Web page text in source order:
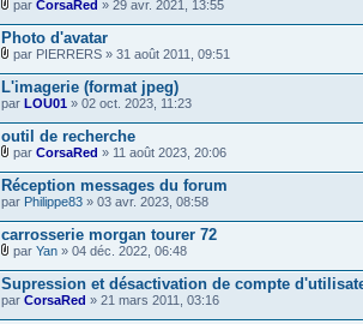
)
o
i
n
t
(
s
r
s
)
o
i
n
t
(
s
)
F
i
c
h
i
e
r
s
)
o
i
n
t
(
s
)
par CorsaRed » 29 avr. 2021, 13:55
Photo d'avatar
F
i
c
h
i
e
r
s
)
j
o
i
n
t
(
s
par PIERRERS » 31 août 2011, 09:51
L'imagerie (format jpeg)
par LOU01 » 02 oct. 2023, 11:23
outil de recherche
F
i
c
h
i
e
r
s
)
j
par CorsaRed » 11 août 2023, 20:06
Réception messages du forum
par Philippe83 » 03 avr. 2023, 08:58
carrosserie morgan tourer 72
F
i
c
h
i
par Yan » 04 déc. 2022, 06:48
Supression et désactivation de compte
par CorsaRed » 21 mars 2011, 03:16